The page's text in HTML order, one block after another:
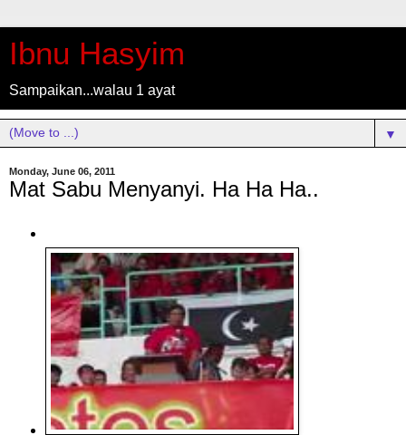
Ibnu Hasyim
Sampaikan...walau 1 ayat
▼
Monday, June 06, 2011
Mat Sabu Menyanyi. Ha Ha Ha..